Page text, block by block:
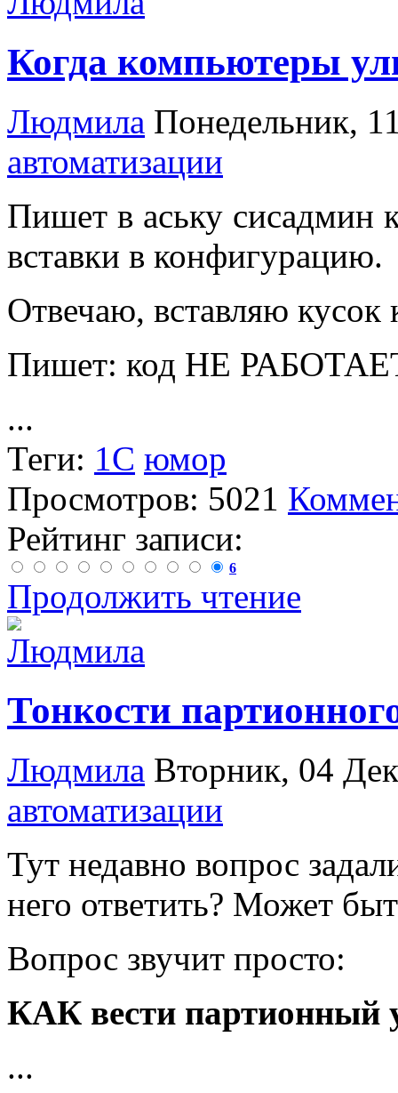
Когда компьютеры
Людмила Понедельник,
автоматизации
Пишет в аську сисадмин
вставки в конфигурацию.
Отвечаю, вставляю кусок
Пишет: код НЕ
...
Теги: 1С юмор
Просмотров: 5021
Рейтинг записи:
6
Продолжить чтение
Тонкости
Людмила Вторник, 04
автоматизации
Тут недавно вопрос
него ответить? Может
Вопрос звучит просто:
КАК вести партионный
...